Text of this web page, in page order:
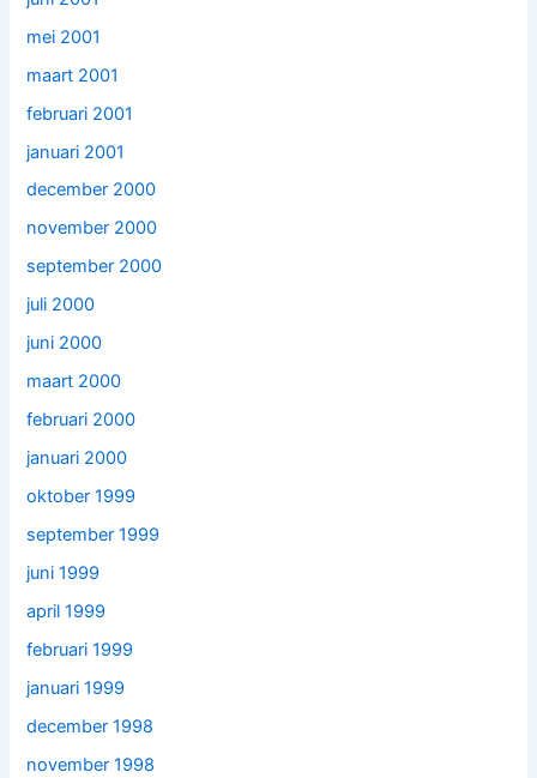
mei 2001
maart 2001
februari 2001
januari 2001
december 2000
november 2000
september 2000
juli 2000
juni 2000
maart 2000
februari 2000
januari 2000
oktober 1999
september 1999
juni 1999
april 1999
februari 1999
januari 1999
december 1998
november 1998